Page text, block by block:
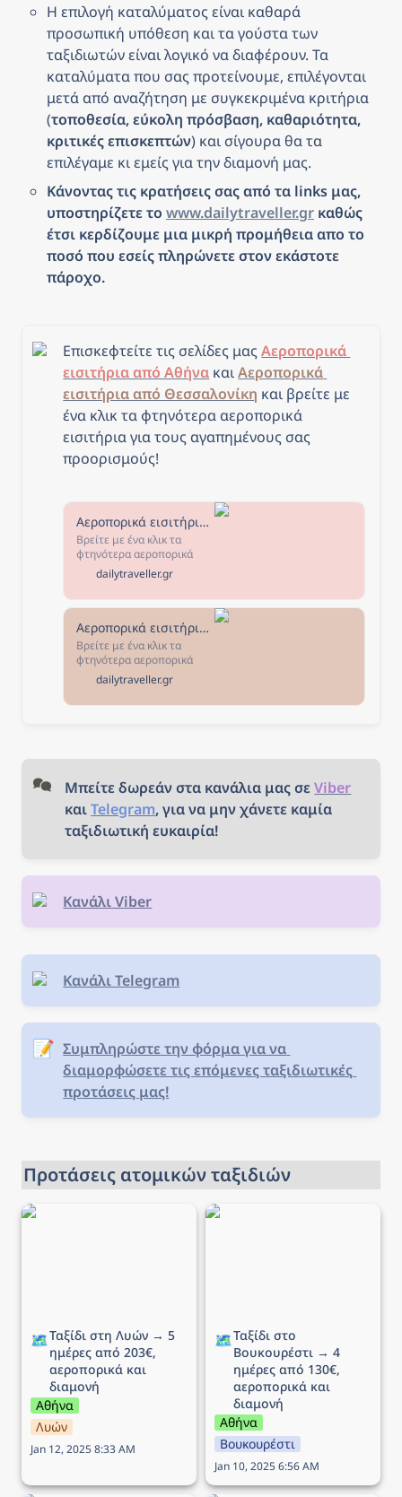
Η επιλογή καταλύματος είναι καθαρά
προσωπική υπόθεση και τα γούστα των
ταξιδιωτών είναι λογικό να διαφέρουν. Τα
καταλύματα που σας προτείνουμε, επιλέγονται
μετά από αναζήτηση με συγκεκριμένα κριτήρια
(τοποθεσία, εύκολη πρόσβαση, καθαριότητα,
κριτικές επισκεπτών) και σίγουρα θα τα
επιλέγαμε κι εμείς για την διαμονή μας.
Κάνοντας τις κρατήσεις σας από τα links μας,
υποστηρίζετε το www.dailytraveller.gr καθώς
έτσι κερδίζουμε μια μικρή προμήθεια απο το
ποσό που εσείς πληρώνετε στον εκάστοτε
πάροχο.
Επισκεφτείτε τις σελίδες μας Αεροπορικά
εισιτήρια από Αθήνα και Αεροπορικά
εισιτήρια από Θεσσαλονίκη και βρείτε με
ένα κλικ τα φτηνότερα αεροπορικά
εισιτήρια για τους αγαπημένους σας
προορισμούς!
Αεροπορικά εισιτήρια από Αθήνα - The Daily Traveller
Βρείτε με ένα κλικ τα
φτηνότερα αεροπορικά
εισιτήρια από Αθήνα για
τους αγαπημένους σας
προορισμούς! Επιλέξτε τον
προορισμό που σας
ενδιαφέρει, κλείστε τα
εισιτήριά σας και... καλό
ταξίδι!
dailytraveller.gr
Αεροπορικά εισιτήρια από Θεσσαλονίκη - The Daily Traveller
Βρείτε με ένα κλικ τα
φτηνότερα αεροπορικά
εισιτήρια από Θεσσαλονίκη
για τους αγαπημένους σας
προορισμούς! Επιλέξτε τον
dailytraveller.gr
Μπείτε δωρεάν στα κανάλια μας σε Viber
και Telegram, για να μην χάνετε καμία
ταξιδιωτική ευκαιρία!
Κανάλι Viber
Κανάλι Telegram
📝 Συμπληρώστε την φόρμα για να
διαμορφώσετε τις επόμενες ταξιδιωτικές
προτάσεις μας!
Προτάσεις ατομικών ταξιδιών
Ταξίδι στη Λυών → 5
🗺️Ταξίδι στη Λυών → 5
ημέρες από 203€,
αεροπορικά και
διαμονή
Αθήνα
Λυών
Jan 12, 2025 8:33 AM
Ταξίδι στο Βουκουρέστι
🗺️Ταξίδι στο
Βουκουρέστι → 4
ημέρες από 130€,
αεροπορικά και
διαμονή
Αθήνα
Βουκουρέστι
Jan 10, 2025 6:56 AM